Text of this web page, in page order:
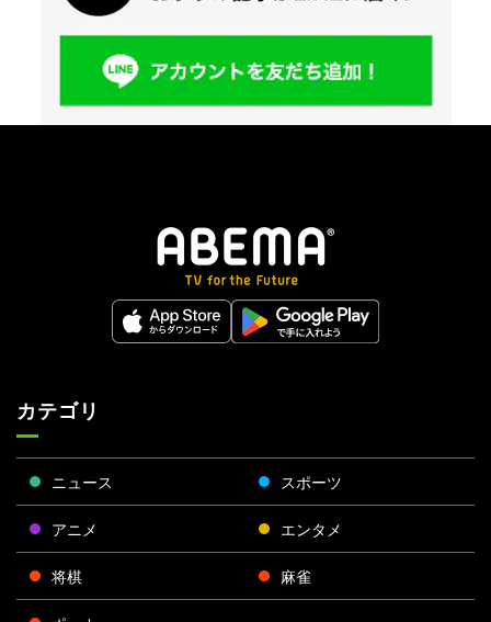
カテゴリ
ニュース スポーツ
アニメ エンタメ
将棋 麻雀